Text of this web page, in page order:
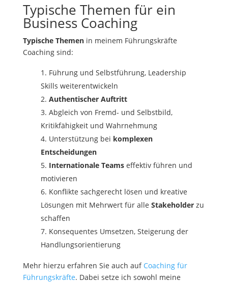
Typische Themen für ein
Business Coaching
Typische Themenin meinem Führungskräfte
Coaching sind:
Führung und Selbstführung, Leadership
Skills weiterentwickeln
Authentischer Auftritt
Abgleich von Fremd- und Selbstbild,
Kritikfähigkeit und Wahrnehmung
Unterstützung bei komplexen
Entscheidungen
Internationale Teamseffektiv führen und
motivieren
Konflikte sachgerecht lösen und kreative
Lösungen mit Mehrwert für alle Stakeholderzu
schaffen
Konsequentes Umsetzen, Steigerung der
Handlungsorientierung
Mehr hierzu erfahren Sie auch auf Coaching für
Führungskräfte. Dabei setze ich sowohl meine